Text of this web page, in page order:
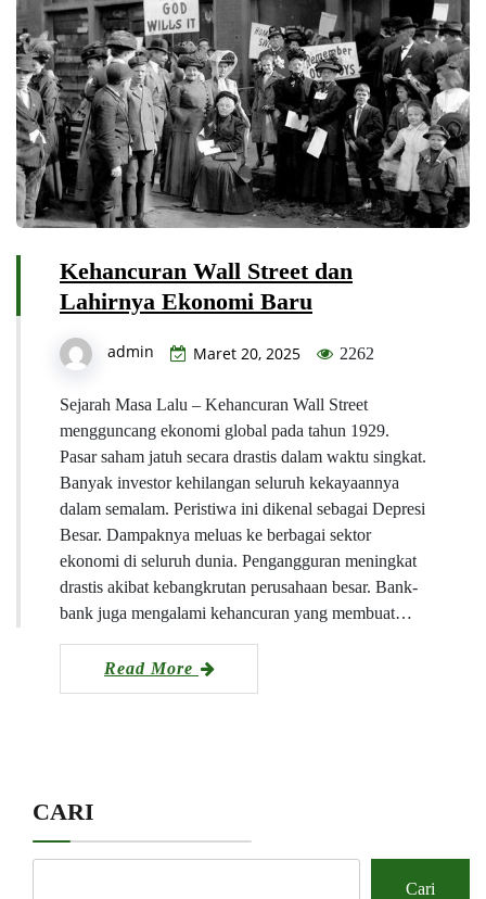
Kehancuran Wall Street dan
Lahirnya Ekonomi Baru
admin Maret 20, 2025 2262
Sejarah Masa Lalu – Kehancuran Wall Street
mengguncang ekonomi global pada tahun 1929.
Pasar saham jatuh secara drastis dalam waktu singkat.
Banyak investor kehilangan seluruh kekayaannya
dalam semalam. Peristiwa ini dikenal sebagai Depresi
Besar. Dampaknya meluas ke berbagai sektor
ekonomi di seluruh dunia. Pengangguran meningkat
drastis akibat kebangkrutan perusahaan besar. Bank-
bank juga mengalami kehancuran yang membuat…
Read More
CARI
Cari